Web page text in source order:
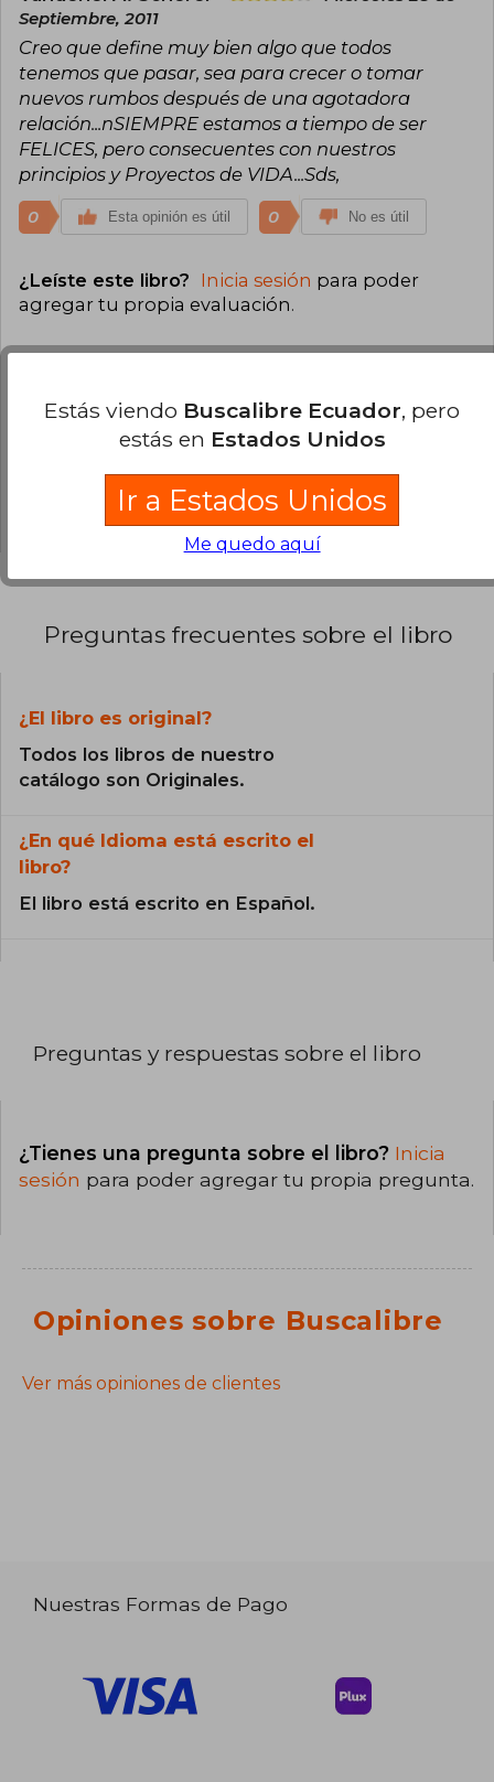
Septiembre, 2011
Creo que define muy bien algo que todos
tenemos que pasar, sea para crecer o tomar
nuevos rumbos después de una agotadora
relación...nSIEMPRE estamos a tiempo de ser
FELICES, pero consecuentes con nuestros
principios y Proyectos de VIDA...Sds,
0 Esta opinión es útil 0 No es útil
¿Leíste este libro? Inicia sesión para poder
agregar tu propia evaluación.
50% (1)
0% (0)
0% (0)
0% (0)
Preguntas frecuentes sobre el libro
¿El libro es original?
Todos los libros de nuestro
catálogo son Originales.
¿En qué Idioma está escrito el
libro?
El libro está escrito en Español.
Preguntas y respuestas sobre el libro
¿Tienes una pregunta sobre el libro? Inicia
sesión para poder agregar tu propia pregunta.
Opiniones sobre Buscalibre
Ver más opiniones de clientes
Nuestras Formas de Pago
Estás viendo Buscalibre Ecuador, pero
estás en Estados Unidos
Ir a Estados Unidos
Me quedo aquí